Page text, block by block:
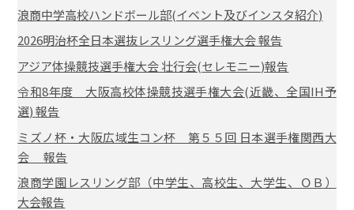
浪商中学高校ハンドボール部(イベント及びインスタ紹介)
2026明治杯全日本選抜レスリング選手権大会 報告
アジア体操競技選手権大会 壮行会(セレモニー)報告
令和8年度 大阪高校体操競技選手権大会(近畿、全国IH予
選) 報告
ミズノ杯・大阪広域生コン杯 第５５回 日本選手権関西大
会 報告
浪商学園レスリング部（中学生、高校生、大学生、ＯＢ）
大会報告